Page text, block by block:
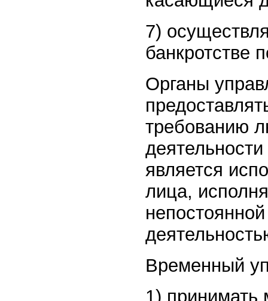
7)
банкротстве
Органы
требованию
является
лица,
Временный
1) принимать